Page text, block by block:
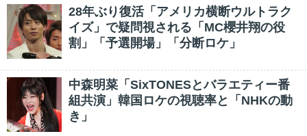
28年ぶり復活「アメリカ横断ウルトラク
イズ」で疑問視される「MC櫻井翔の役
割」「予選開場」「分断ロケ」
中森明菜「SixTONESとバラエティー番
組共演」韓国ロケの視聴率と「NHKの動
き」